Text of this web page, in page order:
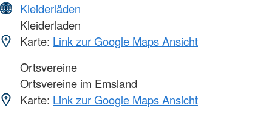
Kleiderläden
Kleiderladen
Karte: Link zur Google Maps Ansicht
Ortsvereine
Ortsvereine im Emsland
Karte: Link zur Google Maps Ansicht